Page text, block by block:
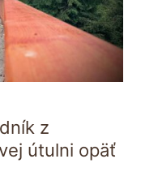
z
útulni opäť